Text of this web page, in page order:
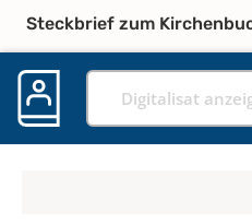
Steckbrief zum
Digitalisat